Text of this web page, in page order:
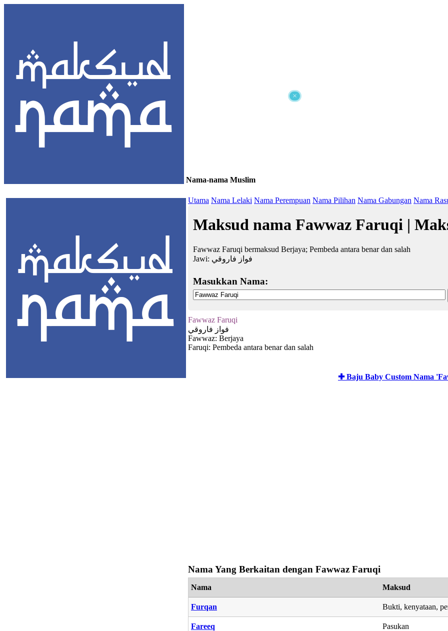
×
Nama-nama Muslim
Utama Nama Lelaki Nama Perempuan Nama Pilihan Nama Gabungan Nama
Maksud nama Fawwaz Faruqi |
Fawwaz Faruqi bermaksud Berjaya; Pembeda antara benar dan salah
Jawi: فواز فاروقي
Masukkan Nama:
Fawwaz Faruqi
فواز فاروقي
Fawwaz: Berjaya
Faruqi: Pembeda antara benar dan salah
✚ Baju Baby Custom Nama
Nama Yang Berkaitan dengan Fawwaz Faruqi
Nama Maksud
Furqan Bukti, kenyataan,
Fareeq Pasukan